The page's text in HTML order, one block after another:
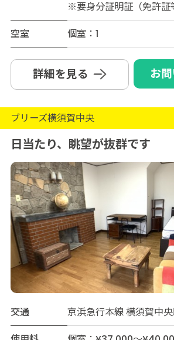
※要身分証明証（免許証
空室
個室：1
詳細を見る お
ブリーズ横須賀中央
日当たり、眺望が抜群です
交通
京浜急行本線 横須賀中